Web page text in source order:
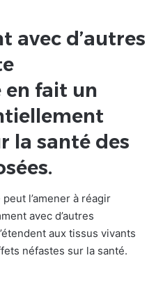
avec d’autres
fait un
la santé des
l’amener à réagir
avec d’autres
aux tissus vivants
néfastes sur la santé.